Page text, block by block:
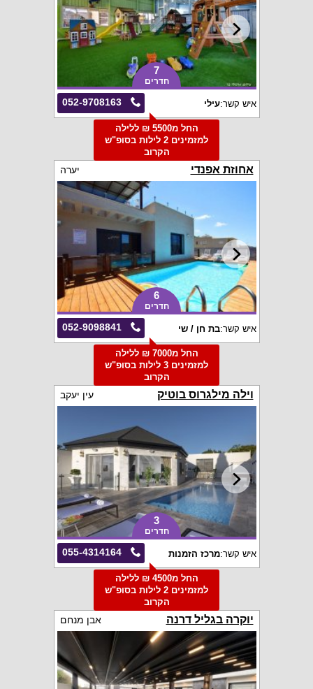
7
חדרים
052-9708163 איש קשר:עילי
החל מ5500 ₪ ללילה
למזמינים 2 לילות בסופ"ש
הקרוב
אחוזת אפנדי יערה
6
חדרים
052-9098841 איש קשר:בת חן / שי
החל מ7000 ₪ ללילה
למזמינים 3 לילות בסופ"ש
הקרוב
וילה מילגרוס בוטיק עין יעקב
3
חדרים
055-4314164 איש קשר:מרכז הזמנות
החל מ4500 ₪ ללילה
למזמינים 2 לילות בסופ"ש
הקרוב
יוקרה בגליל דרנה אבן מנחם